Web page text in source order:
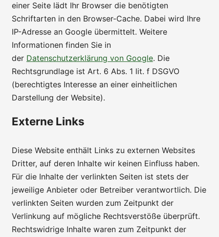
einer Seite lädt Ihr Browser die benötigten
Schriftarten in den Browser-Cache. Dabei wird Ihre
IP-Adresse an Google übermittelt. Weitere
Informationen finden Sie in
der Datenschutzerklärung von Google. Die
Rechtsgrundlage ist Art. 6 Abs. 1 lit. f DSGVO
(berechtigtes Interesse an einer einheitlichen
Darstellung der Website).
Externe Links
Diese Website enthält Links zu externen Websites
Dritter, auf deren Inhalte wir keinen Einfluss haben.
Für die Inhalte der verlinkten Seiten ist stets der
jeweilige Anbieter oder Betreiber verantwortlich. Die
verlinkten Seiten wurden zum Zeitpunkt der
Verlinkung auf mögliche Rechtsverstöße überprüft.
Rechtswidrige Inhalte waren zum Zeitpunkt der